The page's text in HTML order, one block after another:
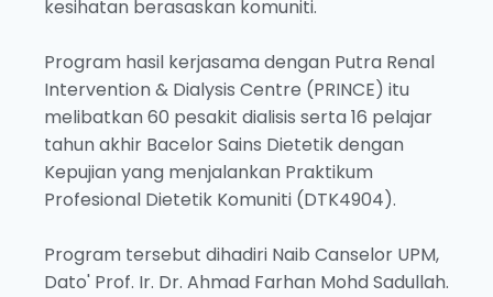
kesihatan berasaskan komuniti.
Program hasil kerjasama dengan Putra Renal
Intervention & Dialysis Centre (PRINCE) itu
melibatkan 60 pesakit dialisis serta 16 pelajar
tahun akhir Bacelor Sains Dietetik dengan
Kepujian yang menjalankan Praktikum
Profesional Dietetik Komuniti (DTK4904).
Program tersebut dihadiri Naib Canselor UPM,
Dato' Prof. Ir. Dr. Ahmad Farhan Mohd Sadullah.